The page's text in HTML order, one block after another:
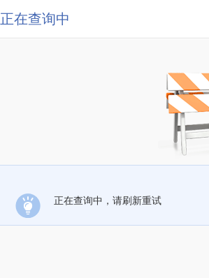
正在查询中
正在查询中，请刷新重试